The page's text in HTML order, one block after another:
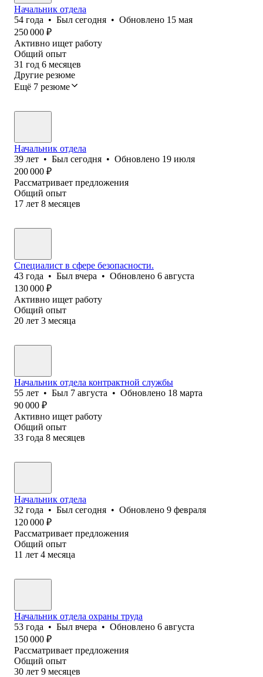
Начальник отдела
54 года • Был сегодня • Обновлено 15 мая
250 000 ₽
Активно ищет работу
Общий опыт
31 год 6 месяцев
Другие резюме
Ещё 7 резюме
Начальник отдела
39 лет • Был сегодня • Обновлено 19 июля
200 000 ₽
Рассматривает предложения
Общий опыт
17 лет 8 месяцев
Специалист в сфере безопасности.
43 года • Был вчера • Обновлено 6 августа
130 000 ₽
Активно ищет работу
Общий опыт
20 лет 3 месяца
Начальник отдела контрактной службы
55 лет • Был 7 августа • Обновлено 18 марта
90 000 ₽
Активно ищет работу
Общий опыт
33 года 8 месяцев
Начальник отдела
32 года • Был сегодня • Обновлено 9 февраля
120 000 ₽
Рассматривает предложения
Общий опыт
11 лет 4 месяца
Начальник отдела охраны труда
53 года • Был вчера • Обновлено 6 августа
150 000 ₽
Рассматривает предложения
Общий опыт
30 лет 9 месяцев